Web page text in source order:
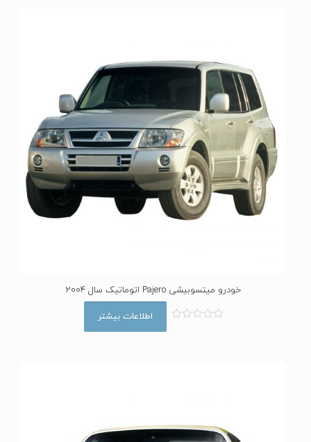
خودرو میتسوبیشی Pajero اتوماتیک سال 2004
اطلاعات بیشتر